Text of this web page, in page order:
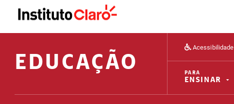
EDUCAÇÃO
Acessibilidade
PARA
ENSINAR